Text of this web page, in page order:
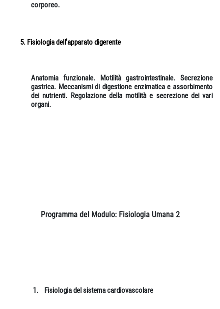
corporeo.
Fisiologia dell’apparato digerente
Anatomia funzionale. Motilità gastrointestinale. Secrezione
gastrica. Meccanismi di digestione enzimatica e assorbimento
dei nutrienti. Regolazione della motilità e secrezione dei vari
organi.
Programma del Modulo: Fisiologia Umana 2
1. Fisiologia del sistema cardiovascolare